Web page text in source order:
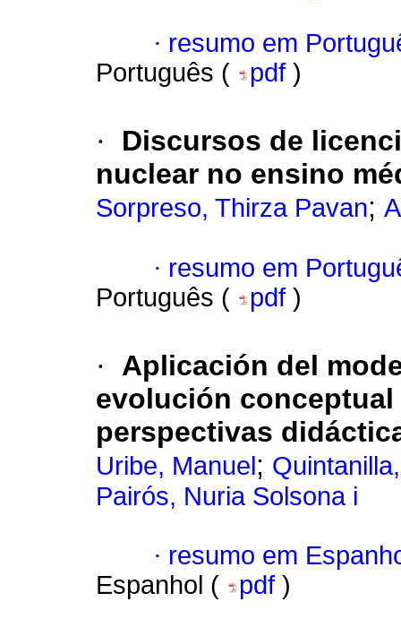
· resumo em
Português (
pdf )
·
Discursos de
nuclear no ensino
Sorpreso, Thirza Pavan;
· resumo em
Português (
pdf )
·
Aplicación del
evolución
perspectivas
Uribe, Manuel ;
Pairós, Nuria Solsona i
· resumo em
Espanhol (
pdf )